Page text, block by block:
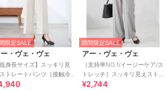
限定SALE
・ヴェ・ヴェ
低身長サイズ】スッキリ見
トレートパンツ［接触冷
乾/UVカット/イージーケ
期間限定SALE
アー・ヴェ・ヴェ
［支持率NO.1/イージーケア/ス
トレッチ］スッキリ見えスト
レートパンツ
¥2,744